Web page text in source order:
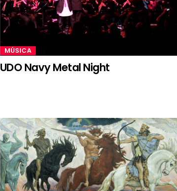
MÚSICA
UDO Navy Metal Night